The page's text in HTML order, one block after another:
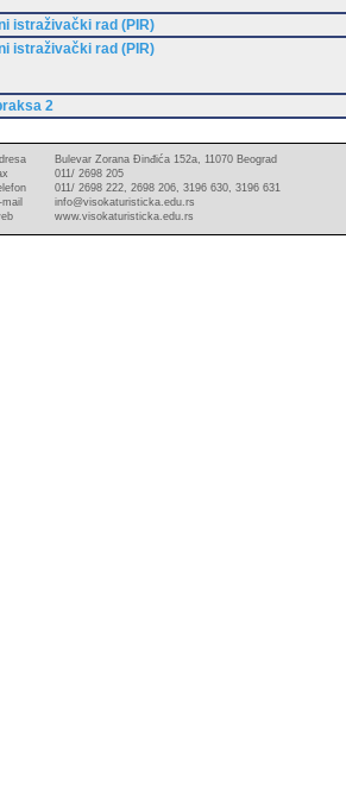
istraživački rad (PIR)
istraživački rad (PIR)
2
Bulevar Zorana Đinđića 152a, 11070 Beograd
011/ 2698 205
011/ 2698 222, 2698 206, 3196 630, 3196 631
mail
info@visokaturisticka.edu.rs
www.visokaturisticka.edu.rs